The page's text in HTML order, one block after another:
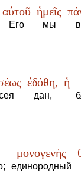
αὐτοῦ
Его
ἡμεῖς
мы
ἐδόθη,
дан,
ἡ
μονογενὴς
единородный